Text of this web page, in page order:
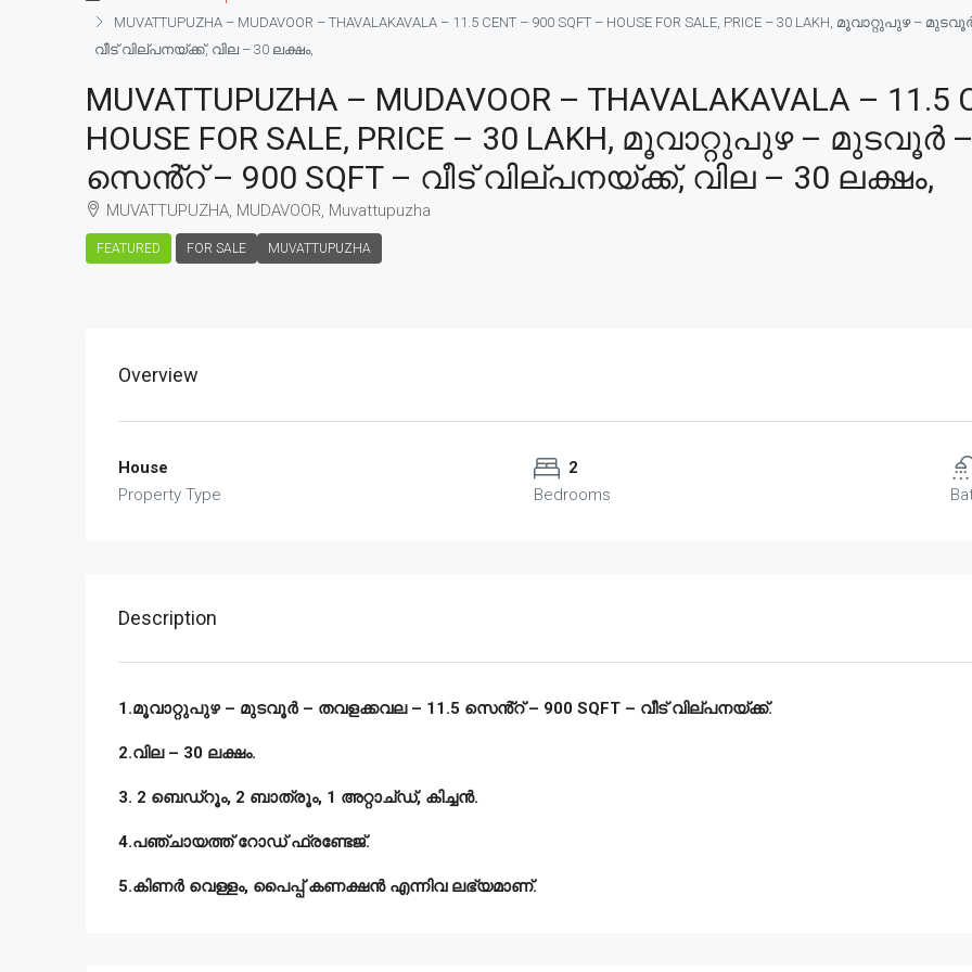
MUVATTUPUZHA – MUDAVOOR – THAVALAKAVALA – 11.5 CENT – 900 SQFT – HOUSE FOR SALE, PRICE – 30 LAKH, മൂവാറ്റുപുഴ
വീട് വില്പനയ്ക്ക്, വില – 30 ലക്ഷം,
MUVATTUPUZHA – MUDAVOOR – THAVALAKAVALA – 11.5
HOUSE FOR SALE, PRICE – 30 LAKH, മൂവാറ്റുപുഴ –
സെൻ്റ് – 900 SQFT – വീട് വില്പനയ്ക്ക്, വില – 30 ലക്ഷം,
MUVATTUPUZHA, MUDAVOOR, Muvattupuzha
FEATURED FOR SALE MUVATTUPUZHA
Overview
House
Property Type
2
Bedrooms
Description
1.മൂവാറ്റുപുഴ – മുടവൂർ – തവളക്കവല – 11.5 സെൻ്റ് – 900 SQFT – വീട് വില്പനയ്ക്ക്.
2.വില – 30 ലക്ഷം.
3. 2 ബെഡ്‌റൂം, 2 ബാത്രൂം, 1 അറ്റാച്ഡ്, കിച്ചൻ.
4.പഞ്ചായത്ത് റോഡ് ഫ്രണ്ടേജ്.
5.കിണർ വെള്ളം, പൈപ്പ് കണക്ഷൻ എന്നിവ ലഭ്യമാണ്.